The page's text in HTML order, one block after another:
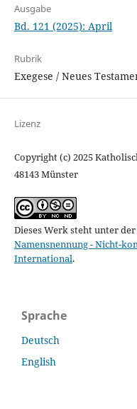
Ausgabe
Bd. 121 (2025): April
Rubrik
Exegese / Neues
Lizenz
Copyright (c) 2025
48143 Münster
Dieses Werk steht unter der
Namensnennung - Nicht-
International.
Sprache
Deutsch
English